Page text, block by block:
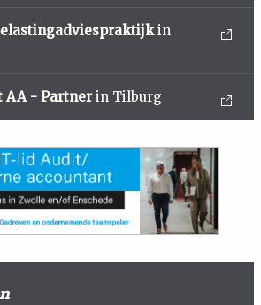
in
AA - Partner in Tilburg